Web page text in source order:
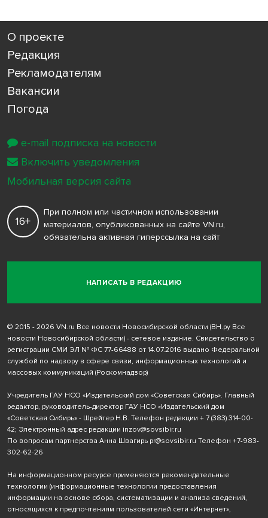
О проекте
Редакция
Рекламодателям
Вакансии
Погода
НАПИСАТЬ В РЕДАКЦИЮ
16+
При полном или частичном использовании
материалов, опубликованных на сайте VN.ru,
обязательна активная гиперссылка на сайт
© 2015 - 2026 VN.ru Все новости Новосибирской области (ВН.ру Все
новости Новосибирской области) - сетевое издание. Свидетельство о
регистрации СМИ ЭЛ № ФС 77-66488 от 14.07.2016 выдано Федеральной
службой по надзору в сфере связи, информационных технологий и
массовых коммуникаций (Роскомнадзор)
Учредитель ГАУ НСО «Издательский дом «Советская Сибирь». Главный
редактор, руководитель-директор ГАУ НСО «Издательский дом
«Советская Сибирь» - Шрейтер Н.В. Телефон редакции + 7 (383) 314-00-
42; Электронный адрес редакции inzov@sovsibir.ru
По вопросам партнерства Анна Швагирь pr@sovsibir.ru Телефон +7-983-
302-62-26
На информационном ресурсе применяются рекомендательные
технологии (информационные технологии предоставления
информации на основе сбора, систематизации и анализа сведений,
относящихся к предпочтениям пользователей сети «Интернет»,
e-mail подписка на новости
Включить уведомления
Мобильная версия сайта